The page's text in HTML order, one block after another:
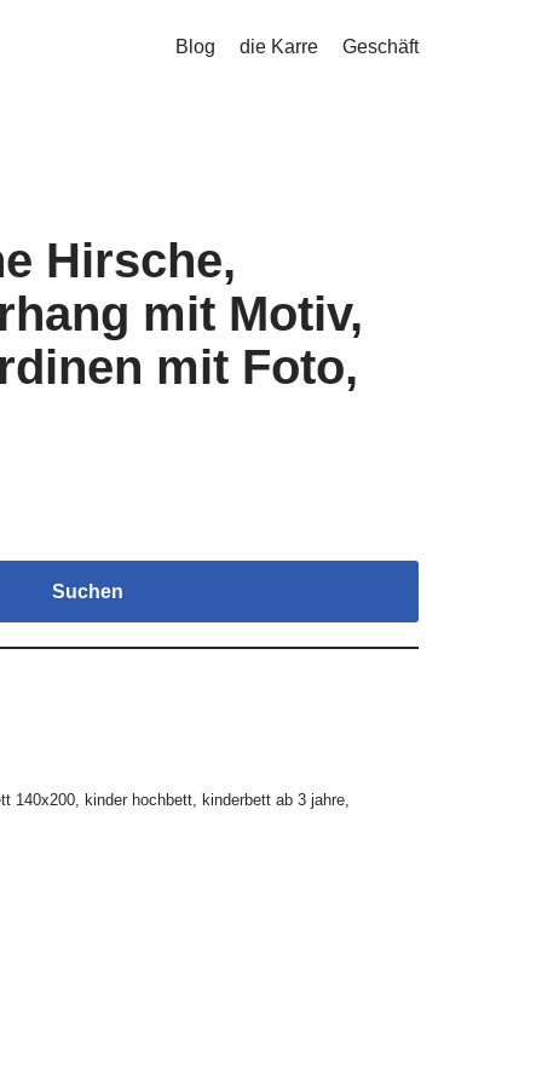
Blog die Karre Geschäft
Hirsche,
mit Motiv,
mit Foto,
Suchen
140x200, kinder hochbett, kinderbett ab 3 jahre,